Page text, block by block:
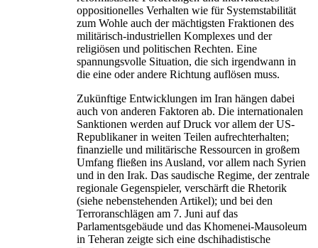
oppositionelles Verhalten wie für Systemstabilität
zum Wohle auch der mächtigsten Fraktionen des
militärisch-industriellen Komplexes und der
religiösen und politischen Rechten. Eine
spannungsvolle Situation, die sich irgendwann in
die eine oder andere Richtung auflösen muss.
Zukünftige Entwicklungen im Iran hängen dabei
auch von anderen Faktoren ab. Die internationalen
Sanktionen werden auf Druck vor allem der US-
Republikaner in weiten Teilen aufrechterhalten;
finanzielle und militärische Ressourcen in großem
Umfang fließen ins Ausland, vor allem nach Syrien
und in den Irak. Das saudische Regime, der zentrale
regionale Gegenspieler, verschärft die Rhetorik
(siehe nebenstehenden Artikel); und bei den
Terroranschlägen am 7. Juni auf das
Parlamentsgebäude und das Khomenei-Mausoleum
in Teheran zeigte sich eine dschihadistische